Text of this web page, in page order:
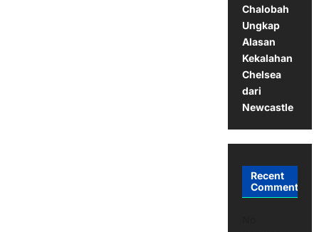
Chalobah
Ungkap
Alasan
Kekalahan
Chelsea
dari
Newcastle
Recent
Comments